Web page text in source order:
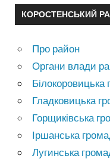
КОРОСТЕНСЬКИЙ
Про район
Органи влади
Білокоровицька
Гладковицька
Горщиківська
Іршанська
Лугинська